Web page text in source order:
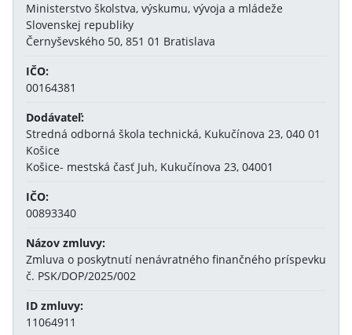
Ministerstvo školstva, výskumu, vývoja a mládeže
Slovenskej republiky
Černyševského 50, 851 01 Bratislava
IČO:
00164381
Dodávateľ:
Stredná odborná škola technická, Kukučínova 23, 040 01
Košice
Košice- mestská časť Juh, Kukučínova 23, 04001
IČO:
00893340
Názov zmluvy:
Zmluva o poskytnutí nenávratného finančného príspevku
č. PSK/DOP/2025/002
ID zmluvy:
11064911